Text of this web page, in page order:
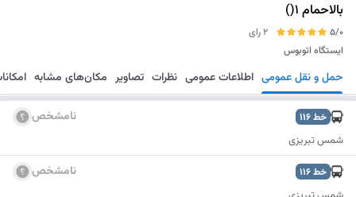
بالاحمام 1()
5/0
2 رای
ایستگاه اتوبوس
مسیریابی ذخیره ارسال حمل و نقل عمومی اطلاعات عمومی نظرات تصاویر مکان‌های مشابه
خط116 نامشخص
شمس تبریزی
خط116 نامشخص